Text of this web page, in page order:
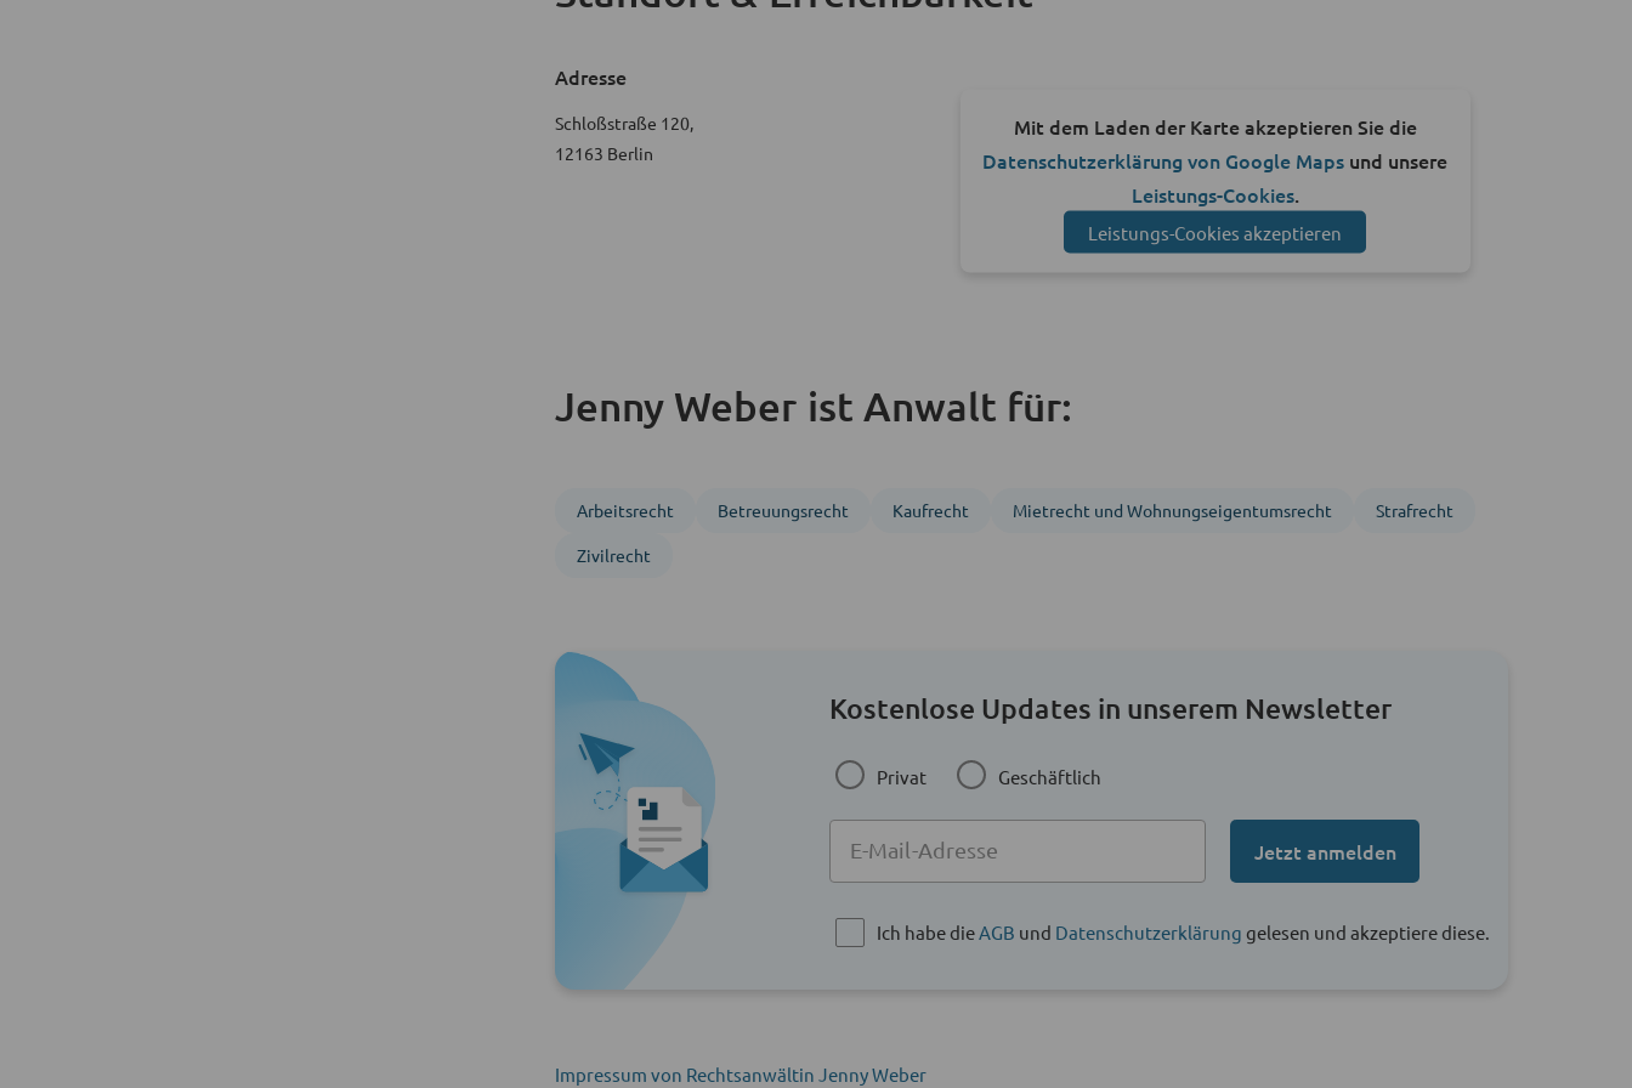
Adresse
Schloßstraße 120,
12163 Berlin
Mit dem Laden der Karte akzeptieren Sie die
Datenschutzerklärung von Google Maps und unsere
Leistungs-Cookies.
Leistungs-Cookies akzeptieren
Jenny Weber ist Anwalt für:
Arbeitsrecht Betreuungs­recht Kaufrecht Mietrecht und Wohnungs­eigentumsrecht Strafrecht
Zivil­recht
Kostenlose Updates in unserem Newsletter
Privat Geschäftlich
Jetzt anmelden
Ich habe dieAGB und Datenschutzerklärung gelesen und akzeptiere diese.
Impressum von Rechtsanwältin Jenny Weber